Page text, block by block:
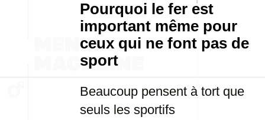
Pourquoi le fer est
important même pour
ceux qui ne font pas de
sport
Beaucoup pensent à tort que
seuls les sportifs